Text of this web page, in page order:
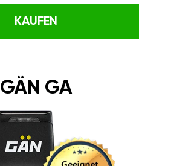
KAUFEN
GÄN GA